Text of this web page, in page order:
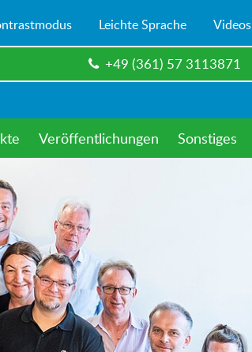
Leichte Sprache Videos
+49 (361) 57 3113871
Veröffentlichungen Sonstiges